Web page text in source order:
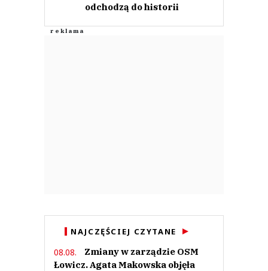
odchodzą do historii
NAJCZĘŚCIEJ CZYTANE
08.08.
Zmiany w zarządzie OSM
Łowicz. Agata Makowska objęła